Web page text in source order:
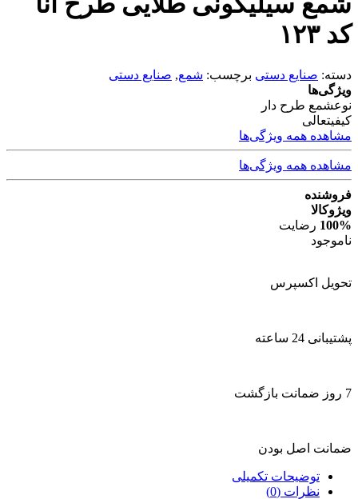
کد ۱۲۳
دسته: صنایع دستی برچسب: شمع, صنایع دستی
ویژگی‌ها
نوعشمع طرح دار
کیفیتعالی
مشاهده همه ویژگی‌ها
مشاهده همه ویژگی‌ها
فروشنده
ویژوکالا
100% رضایت
ناموجود
تحویل اکسپرس
پشتیبانی 24 ساعته
7 روز ضمانت بازگشت
ضمانت اصل بودن
توضیحات تکمیلی
نظرات (0)